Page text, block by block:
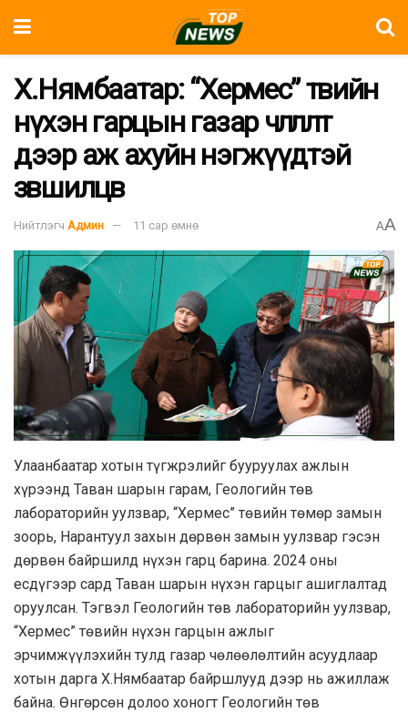
Х.Нямбаатар: “Хермес” төвийн
нүхэн гарцын газар чөлөөлөлт
дээр аж ахуйн нэгжүүдтэй
зөвшилцөв
Нийтлэгч Админ 11 сар өмнө AA
Улаанбаатар хотын түгжрэлийг бууруулах ажлын
хүрээнд Таван шарын гарам, Геологийн төв
лабораторийн уулзвар, “Хермес” төвийн төмөр замын
зоорь, Нарантуул захын дөрвөн замын уулзвар гэсэн
дөрвөн байршилд нүхэн гарц барина. 2024 оны
есдүгээр сард Таван шарын нүхэн гарцыг ашиглалтад
оруулсан. Тэгвэл Геологийн төв лабораторийн уулзвар,
“Хермес” төвийн нүхэн гарцын ажлыг
эрчимжүүлэхийн тулд газар чөлөөлөлтийн асуудлаар
хотын дарга Х.Нямбаатар байршлууд дээр нь ажиллаж
байна. Өнгөрсөн долоо хоногт Геологийн төв